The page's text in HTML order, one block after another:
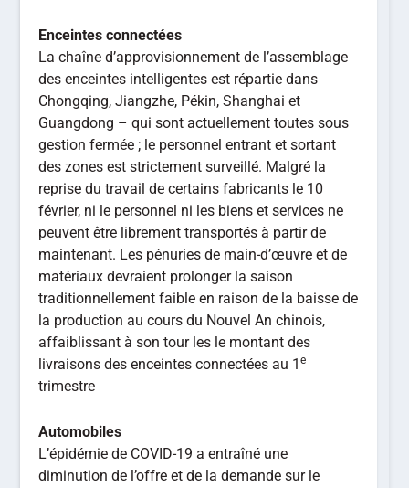
Enceintes connectées
La chaîne d’approvisionnement de l’assemblage
des enceintes intelligentes est répartie dans
Chongqing, Jiangzhe, Pékin, Shanghai et
Guangdong – qui sont actuellement toutes sous
gestion fermée ; le personnel entrant et sortant
des zones est strictement surveillé. Malgré la
reprise du travail de certains fabricants le 10
février, ni le personnel ni les biens et services ne
peuvent être librement transportés à partir de
maintenant. Les pénuries de main-d’œuvre et de
matériaux devraient prolonger la saison
traditionnellement faible en raison de la baisse de
la production au cours du Nouvel An chinois,
affaiblissant à son tour les le montant des
livraisons des enceintes connectées au 1e
trimestre
Automobiles
L’épidémie de COVID-19 a entraîné une
diminution de l’offre et de la demande sur le